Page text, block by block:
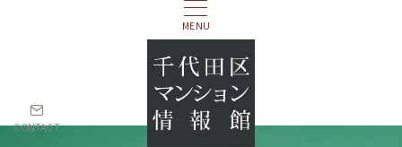
MENU
CONTACT